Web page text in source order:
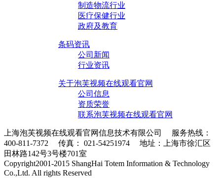
制造物流行业
医疗保健行业
政府及教育
条码资讯
公司新闻
行业资讯
关于泡芙视频在线观看官网
公司信息
资质荣誉
联系泡芙视频在线观看官网
上海泡芙视频在线观看官网信息技术有限公司 服务热线：
400-811-7372 传真： 021-54251974 地址：上海市徐汇区
田林路142号3号楼701室
Copyright2001-2015 ShangHai Totem Information & Technology
Co.,Ltd. All rights Reserved